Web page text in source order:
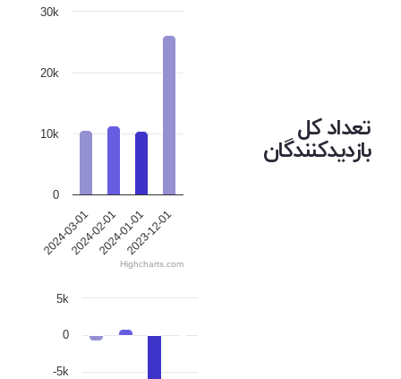
تعداد کل
بازدیدکنندگان
2024-03-012024-02-012024-01-012023-12-01
0
10k
20k
30k
Highcharts.com
-5k
0
5k